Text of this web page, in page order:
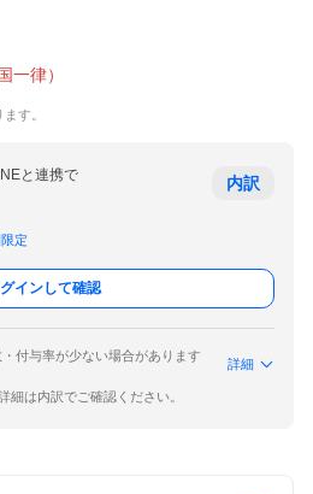
一律）
す。
と連携で
定
内訳
インして確認
付与率が少ない場合があります
詳細
細は内訳でご確認ください。